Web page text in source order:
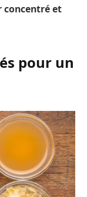
concentré et
pour un